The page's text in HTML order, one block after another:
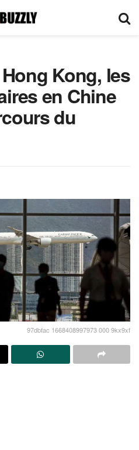
Kong, les
en Chine
du
97dbfac 1668408997973 000 9kx9xf